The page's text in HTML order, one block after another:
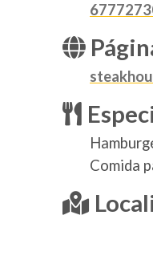
Comida